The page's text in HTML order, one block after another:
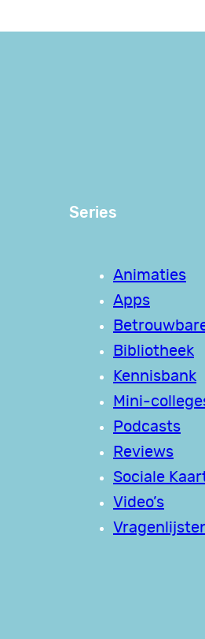
Series
Animaties
Apps
Bibliotheek
Kennisbank
Mini-
Podcasts
Reviews
Sociale
Video’s